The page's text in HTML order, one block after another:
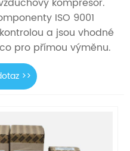
kompresor.
ISO 9001
a jsou vhodné
pro přímou výměnu.
>>